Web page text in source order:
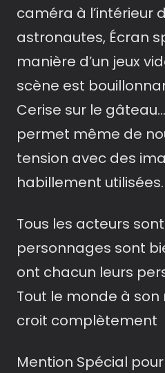
caméra à l’intérieur
astronautes, Écran
manière d’un jeux
scène est
Cerise sur le gâteau…
permet même de
tension avec des
habillement utilisées.
Tous les acteurs
personnages sont
ont chacun leurs
Tout le monde à son
croit complètement
Mention Spécial pour